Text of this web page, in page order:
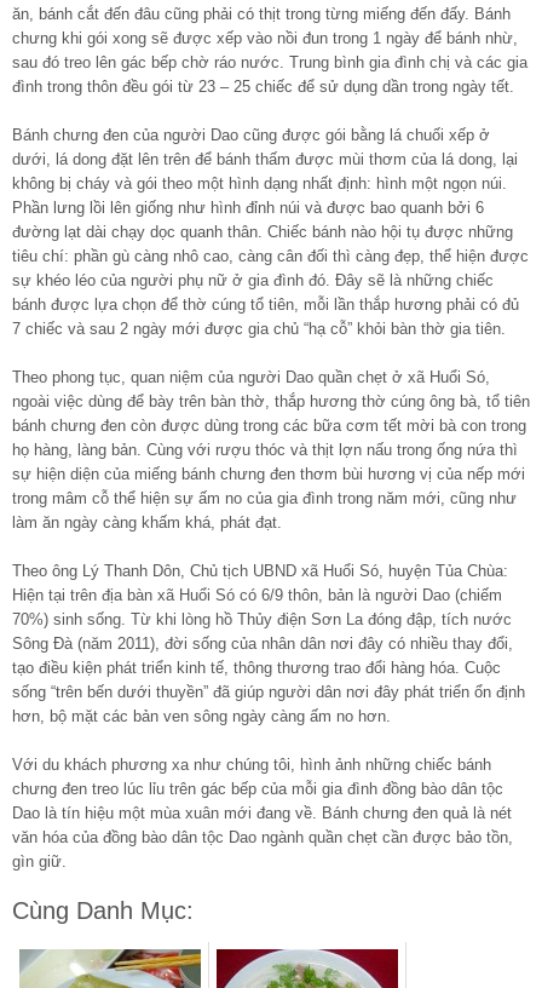
ăn, bánh cắt đến đâu cũng phải có thịt trong từng miếng đến đấy. Bánh
chưng khi gói xong sẽ được xếp vào nồi đun trong 1 ngày để bánh nhừ,
sau đó treo lên gác bếp chờ ráo nước. Trung bình gia đình chị và các gia
đình trong thôn đều gói từ 23 – 25 chiếc để sử dụng dần trong ngày tết.
Bánh chưng đen của người Dao cũng được gói bằng lá chuối xếp ở
dưới, lá dong đặt lên trên để bánh thấm được mùi thơm của lá dong, lại
không bị cháy và gói theo một hình dạng nhất định: hình một ngọn núi.
Phần lưng lồi lên giống như hình đỉnh núi và được bao quanh bởi 6
đường lạt dài chạy dọc quanh thân. Chiếc bánh nào hội tụ được những
tiêu chí: phần gù càng nhô cao, càng cân đối thì càng đẹp, thể hiện được
sự khéo léo của người phụ nữ ở gia đình đó. Đây sẽ là những chiếc
bánh được lựa chọn để thờ cúng tổ tiên, mỗi lần thắp hương phải có đủ
7 chiếc và sau 2 ngày mới được gia chủ “hạ cỗ” khỏi bàn thờ gia tiên.
Theo phong tục, quan niệm của người Dao quần chẹt ở xã Huổi Só,
ngoài việc dùng để bày trên bàn thờ, thắp hương thờ cúng ông bà, tổ tiên
bánh chưng đen còn được dùng trong các bữa cơm tết mời bà con trong
họ hàng, làng bản. Cùng với rượu thóc và thịt lợn nấu trong ống nứa thì
sự hiện diện của miếng bánh chưng đen thơm bùi hương vị của nếp mới
trong mâm cỗ thể hiện sự ấm no của gia đình trong năm mới, cũng như
làm ăn ngày càng khấm khá, phát đạt.
Theo ông Lý Thanh Dôn, Chủ tịch UBND xã Huổi Só, huyện Tủa Chùa:
Hiện tại trên địa bàn xã Huổi Só có 6/9 thôn, bản là người Dao (chiếm
70%) sinh sống. Từ khi lòng hồ Thủy điện Sơn La đóng đập, tích nước
Sông Đà (năm 2011), đời sống của nhân dân nơi đây có nhiều thay đổi,
tạo điều kiện phát triển kinh tế, thông thương trao đổi hàng hóa. Cuộc
sống “trên bến dưới thuyền” đã giúp người dân nơi đây phát triển ổn định
hơn, bộ mặt các bản ven sông ngày càng ấm no hơn.
Với du khách phương xa như chúng tôi, hình ảnh những chiếc bánh
chưng đen treo lúc lỉu trên gác bếp của mỗi gia đình đồng bào dân tộc
Dao là tín hiệu một mùa xuân mới đang về. Bánh chưng đen quả là nét
văn hóa của đồng bào dân tộc Dao ngành quần chẹt cần được bảo tồn,
gìn giữ.
Cùng Danh Mục: